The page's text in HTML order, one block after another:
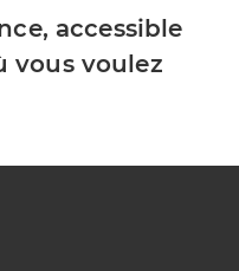
accessible
vous voulez